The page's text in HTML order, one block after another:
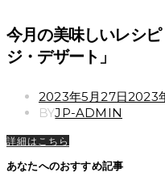
今月の美味しいレシ
ジ・デザート」
POSTED
ON
2023年5月27日2023
BYJP-ADMIN
詳細はこちら
あなたへのおすすめ記事